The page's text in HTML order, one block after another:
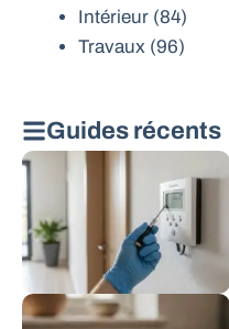
Intérieur (84)
Travaux (96)
Guides récents